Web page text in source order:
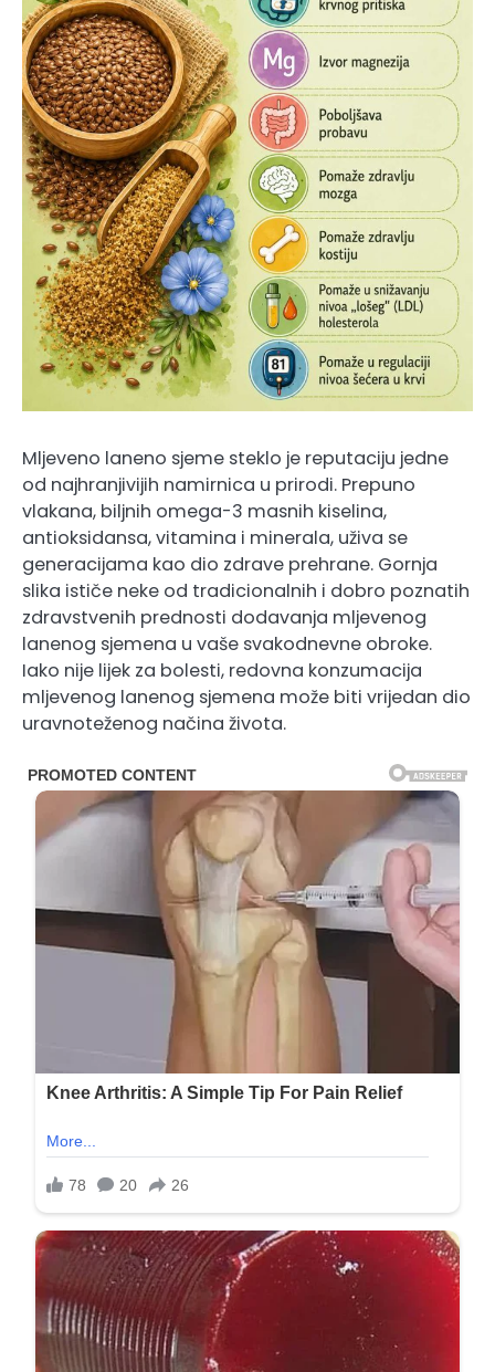
Mljeveno laneno sjeme steklo je reputaciju jedne
od najhranjivijih namirnica u prirodi. Prepuno
vlakana, biljnih omega-3 masnih kiselina,
antioksidansa, vitamina i minerala, uživa se
generacijama kao dio zdrave prehrane. Gornja
slika ističe neke od tradicionalnih i dobro poznatih
zdravstvenih prednosti dodavanja mljevenog
lanenog sjemena u vaše svakodnevne obroke.
Iako nije lijek za bolesti, redovna konzumacija
mljevenog lanenog sjemena može biti vrijedan dio
uravnoteženog načina života.